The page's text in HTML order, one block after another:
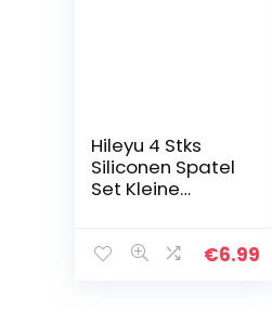
Hileyu 4 Stks
Siliconen Spatel
Set Kleine
Schraper Make-
€6.99